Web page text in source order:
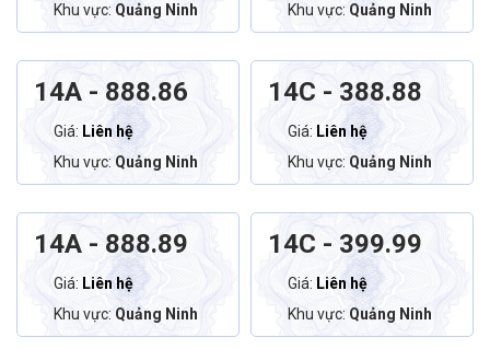
Khu vực: Quảng Ninh
Khu vực: Quảng Ninh
14A - 888.86
Giá: Liên hệ
Khu vực: Quảng Ninh
14C - 388.88
Giá: Liên hệ
Khu vực: Quảng Ninh
14A - 888.89
Giá: Liên hệ
Khu vực: Quảng Ninh
14C - 399.99
Giá: Liên hệ
Khu vực: Quảng Ninh